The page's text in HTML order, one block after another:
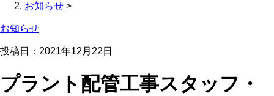
お知らせ >
お知らせ
投稿日：2021年12月22日
プラント配管工事スタッフ・